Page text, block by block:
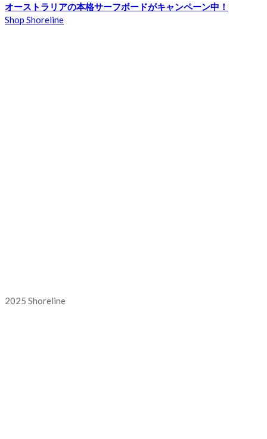
オーストラリアの本格サーフボードがキャンペーン中！
Shop Shoreline
2025 Shoreline